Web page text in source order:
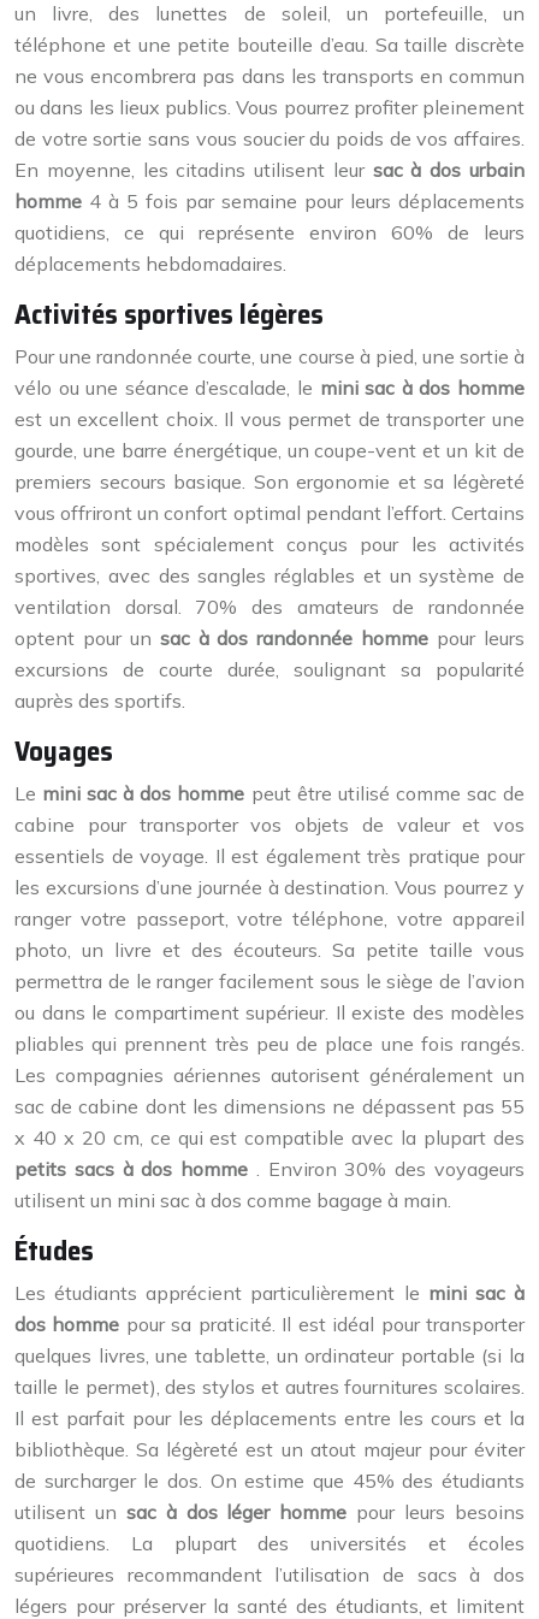
un livre, des lunettes de soleil, un portefeuille, un
téléphone et une petite bouteille d’eau. Sa taille discrète
ne vous encombrera pas dans les transports en commun
ou dans les lieux publics. Vous pourrez profiter pleinement
de votre sortie sans vous soucier du poids de vos affaires.
En moyenne, les citadins utilisent leur sac à dos urbain
homme 4 à 5 fois par semaine pour leurs déplacements
quotidiens, ce qui représente environ 60% de leurs
déplacements hebdomadaires.
Activités sportives légères
Pour une randonnée courte, une course à pied, une sortie à
vélo ou une séance d’escalade, le mini sac à dos homme
est un excellent choix. Il vous permet de transporter une
gourde, une barre énergétique, un coupe-vent et un kit de
premiers secours basique. Son ergonomie et sa légèreté
vous offriront un confort optimal pendant l’effort. Certains
modèles sont spécialement conçus pour les activités
sportives, avec des sangles réglables et un système de
ventilation dorsal. 70% des amateurs de randonnée
optent pour un sac à dos randonnée homme pour leurs
excursions de courte durée, soulignant sa popularité
auprès des sportifs.
Voyages
Le mini sac à dos homme peut être utilisé comme sac de
cabine pour transporter vos objets de valeur et vos
essentiels de voyage. Il est également très pratique pour
les excursions d’une journée à destination. Vous pourrez y
ranger votre passeport, votre téléphone, votre appareil
photo, un livre et des écouteurs. Sa petite taille vous
permettra de le ranger facilement sous le siège de l’avion
ou dans le compartiment supérieur. Il existe des modèles
pliables qui prennent très peu de place une fois rangés.
Les compagnies aériennes autorisent généralement un
sac de cabine dont les dimensions ne dépassent pas 55
x 40 x 20 cm, ce qui est compatible avec la plupart des
petits sacs à dos homme
. Environ 30% des voyageurs
utilisent un mini sac à dos comme bagage à main.
Études
Les étudiants apprécient particulièrement le mini sac à
dos homme pour sa praticité. Il est idéal pour transporter
quelques livres, une tablette, un ordinateur portable (si la
taille le permet), des stylos et autres fournitures scolaires.
Il est parfait pour les déplacements entre les cours et la
bibliothèque. Sa légèreté est un atout majeur pour éviter
de surcharger le dos. On estime que 45% des étudiants
utilisent un sac à dos léger homme pour leurs besoins
quotidiens. La plupart des universités et écoles
supérieures recommandent l’utilisation de sacs à dos
légers pour préserver la santé des étudiants, et limitent